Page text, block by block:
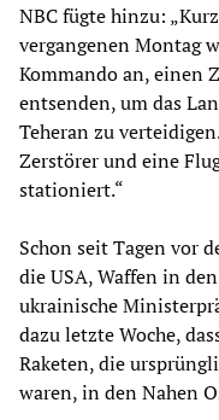
NBC fügte hinzu:
vergangenen Montag
Kommando an, einen
entsenden, um das
Teheran zu
Zerstörer und eine
stationiert.“
Schon seit Tagen vor
die USA, Waffen in
ukrainische
dazu letzte Woche,
Raketen, die
waren, in den Nahen